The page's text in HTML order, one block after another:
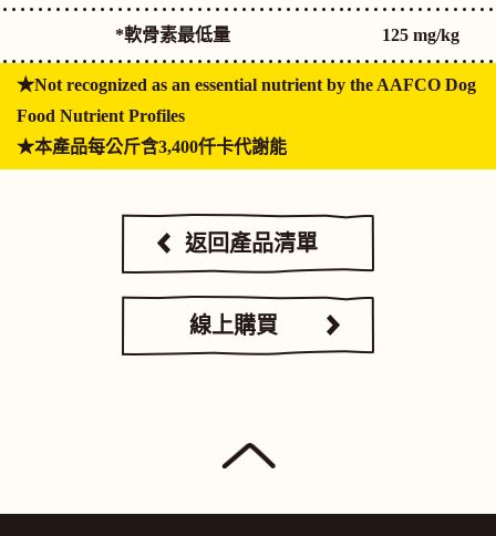
*軟骨素最低量 125 mg/kg
★Not recognized as an essential nutrient by the AAFCO Dog
Food Nutrient Profiles
★本產品每公斤含3,400仟卡代謝能
返回產品清單
線上購買